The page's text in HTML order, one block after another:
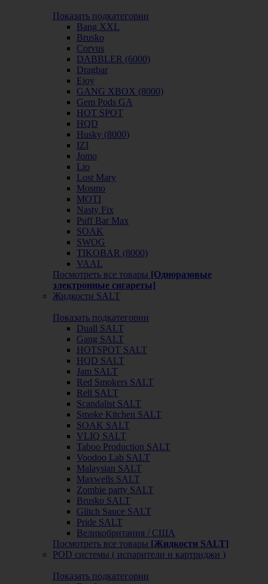
Показать подкатегории
Bang XXL
Brusko
Corvus
DABBLER (6000)
Dragbar
Ejoy
GANG XBOX (8000)
Gem Pods GA
HOT SPOT
HQD
Husky (8000)
IZI
Jomo
Lio
Lost Mary
Mosmo
MOTI
Nasty Fix
Puff Bar Max
SOAK
SWOG
TIKOBAR (8000)
VAAL
Посмотреть все товары [Одноразовые
электронные сигареты]
Жидкости SALT
Показать подкатегории
Duall SALT
Gang SALT
HOTSPOT SALT
HQD SALT
Jam SALT
Red Smokers SALT
Rell SALT
Scandalist SALT
Smoke Kitchen SALT
SOAK SALT
VLIQ SALT
Taboo Production SALT
Voodoo Lab SALT
Malaysian SALT
Maxwells SALT
Zombie party SALT
Brusko SALT
Glitch Sauce SALT
Pride SALT
Великобритания / США
Посмотреть все товары [Жидкости SALT]
POD системы ( испарители и картриджи )
Показать подкатегории